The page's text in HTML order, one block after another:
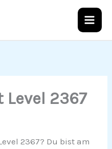
Level 2367
2367? Du bist am